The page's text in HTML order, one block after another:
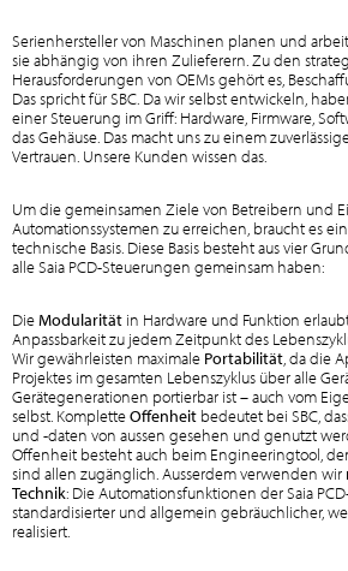
Serienhersteller von Maschinen planen und
sie abhängig von ihren Zulieferern. Zu den
Herausforderungen von OEMs gehört es,
Das spricht für SBC. Da wir selbst entwickeln,
einer Steuerung im Griff: Hardware, Firmware,
das Gehäuse. Das macht uns zu einem
Vertrauen. Unsere Kunden wissen das.
Um die gemeinsamen Ziele von Betreibern und
Automationssystemen zu erreichen, braucht es
technische Basis. Diese Basis besteht aus vier
alle Saia PCD-Steuerungen gemeinsam haben:
DieModularitätin Hardware und Funktion
Anpassbarkeit zu jedem Zeitpunkt des
Wir gewährleisten maximale Portabilität, da die
Projektes im gesamten Lebenszyklus über alle
Gerätegenerationen portierbar ist – auch vom
selbst. KompletteOffenheitbedeutet bei SBC,
und -daten von aussen gesehen und genutzt
Offenheit besteht auch beim Engineeringtool,
sind allen zugänglich. Ausserdem verwenden wir
Technik: Die Automationsfunktionen der Saia
standardisierter und allgemein gebräuchlicher,
realisiert.